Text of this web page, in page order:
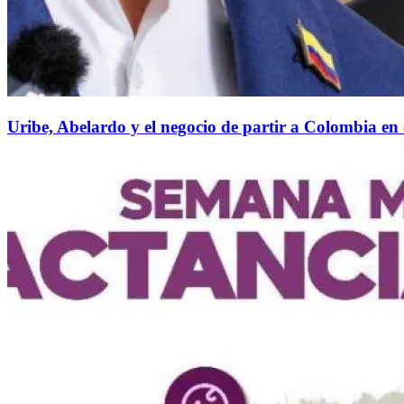
Uribe, Abelardo y el negocio de partir a Colombia en